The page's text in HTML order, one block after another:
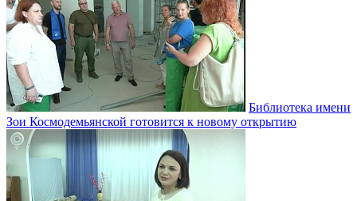
Библиотека имени
Зои Космодемьянской готовится к новому открытию